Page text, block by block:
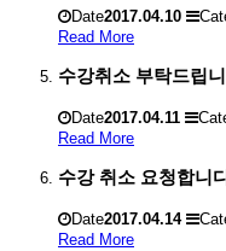
Date2017.04.10
Read More
수강취소 부탁드립
Date2017.04.11
Read More
수강 취소 요청합니
Date2017.04.14
Read More